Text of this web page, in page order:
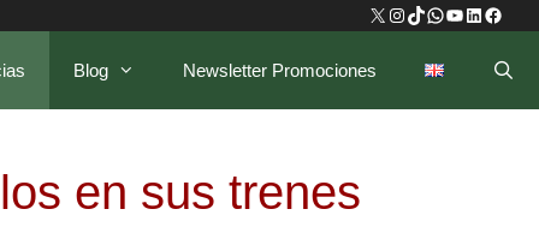
X Instagram
TikTok
WhatsApp
YouTube
LinkedIn
Blog Newsletter Promociones
en sus trenes